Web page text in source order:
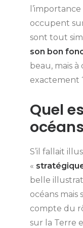
occupent
sont tout
son bon
beau, mais
exactement
Quel
S’il fallait
«
belle
océans mais
compte du
sur la Terre